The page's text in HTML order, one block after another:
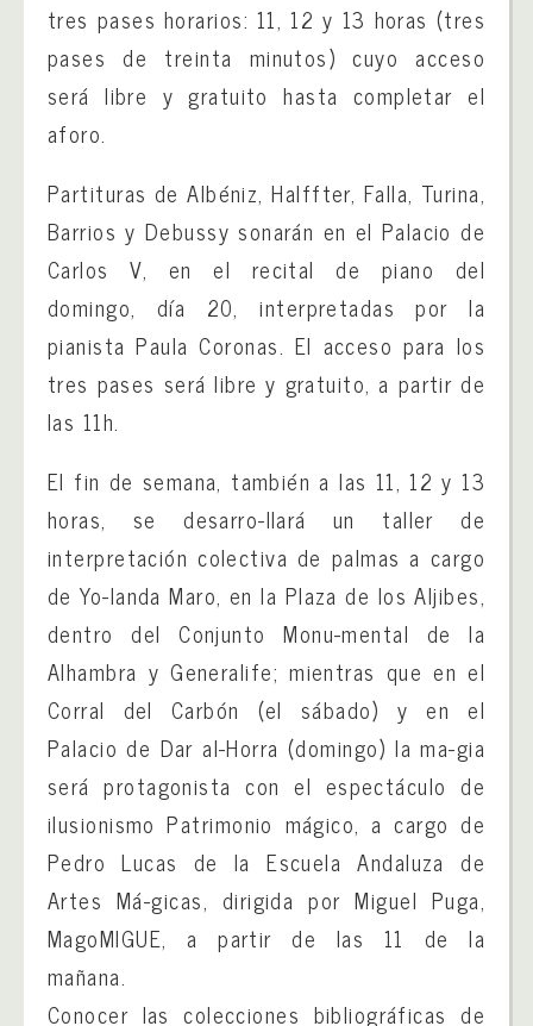
tres pases horarios: 11, 12 y 13 horas (tres
pases de treinta minutos) cuyo acceso
será libre y gratuito hasta completar el
aforo.
Partituras de Albéniz, Halffter, Falla, Turina,
Barrios y Debussy sonarán en el Palacio de
Carlos V, en el recital de piano del
domingo, día 20, interpretadas por la
pianista Paula Coronas. El acceso para los
tres pases será libre y gratuito, a partir de
las 11h.
El fin de semana, también a las 11, 12 y 13
horas, se desarro-llará un taller de
interpretación colectiva de palmas a cargo
de Yo-landa Maro, en la Plaza de los Aljibes,
dentro del Conjunto Monu-mental de la
Alhambra y Generalife; mientras que en el
Corral del Carbón (el sábado) y en el
Palacio de Dar al-Horra (domingo) la ma-gia
será protagonista con el espectáculo de
ilusionismo Patrimonio mágico, a cargo de
Pedro Lucas de la Escuela Andaluza de
Artes Má-gicas, dirigida por Miguel Puga,
MagoMIGUE, a partir de las 11 de la
mañana.
Conocer las colecciones bibliográficas de